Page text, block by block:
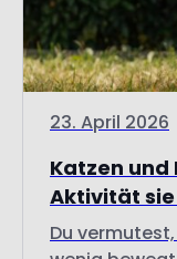
23. April 2026
Katzen und
Aktivität sie
Du vermutest,
wenig